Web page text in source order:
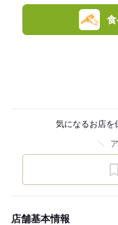
気になるお店を
店舗基本情報